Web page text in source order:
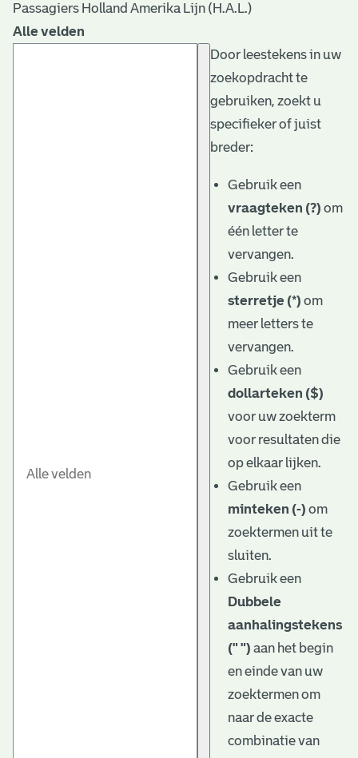
Passagiers Holland Amerika Lijn (H.A.L.)
Alle velden
Door leestekens in uw
zoekopdracht te
gebruiken, zoekt u
specifieker of juist
breder:
Gebruik een
vraagteken (?) om
één letter te
vervangen.
Gebruik een
sterretje (*) om
meer letters te
vervangen.
Gebruik een
dollarteken ($)
voor uw zoekterm
voor resultaten die
op elkaar lijken.
Gebruik een
minteken (-) om
zoektermen uit te
sluiten.
Gebruik een
Dubbele
aanhalingstekens
(" ") aan het begin
en einde van uw
zoektermen om
naar de exacte
combinatie van